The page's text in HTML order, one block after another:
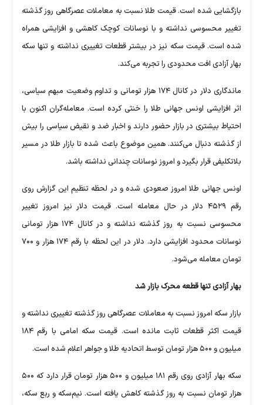
بازگشایی شده است. قیمت طلا نسبت به معاملات عصرگاهی روز گذشته
تغییر محسوسی نداشته و با نوسانات کوچک کاهشی و افزایشی همراه
شده است. قیمت سکه نیز در بیشتر قطعات تغییری نداشته و تنها سکه
بهار آزادی افت محدودی را تجربه می‌کند.
ماندگاری دلار در کانال ۱۷۴ هزار تومانی و تداوم وضعیت مبهم سیاسی،
اثر افزایشی اونس جهانی طلا را خنثی کرده است. معامله‌گران اکنون با
احتیاط بیشتری در بازار حضور دارند و اخبار ضد و نقیض سیاسی را بیش
از گذشته دنبال می‌کنند. همین موضوع باعث شده تا بازار طلا در مسیر
بلاتکلیفی قرار بگیرد و امروز نوسانات چندانی نداشته باشد.
اونس جهانی طلا امروز صعودی شده و در لحظه تنظیم این گزارش روی
رقم ۴۵۲۹ دلار در حال معامله است. قیمت دلار نیز امروز تغییر
محسوسی نسبت به روز گذشته نداشته و در کانال ۱۷۴ هزار تومانی
نوسانات محدود افزایشی دارد. دلار در این لحظه با رقم ۱۷۴ هزار و ۷۰۰
تومان معامله می‌شود.
بهار آزادی تنها قطعه محرک بازار شد
بازار سکه امروز نسبت به معاملات عصرگاهی روز گذشته تغییری نداشته و
قیمت اکثر قطعات ثابت مانده است. قیمت سکه امامی با رقم ۱۸۴
میلیون و ۵۰۰ هزار تومان توسط اتحادیه طلا و جواهر اعلام شده است.
سکه بهار آزادی روی رقم ۱۸۱ میلیون و ۵۰۰ هزار تومان قرار دارد که ۵۰۰
هزار تومان نسبت به روز گذشته کاهش یافته است. نیم‌سکه و ربع سکه،